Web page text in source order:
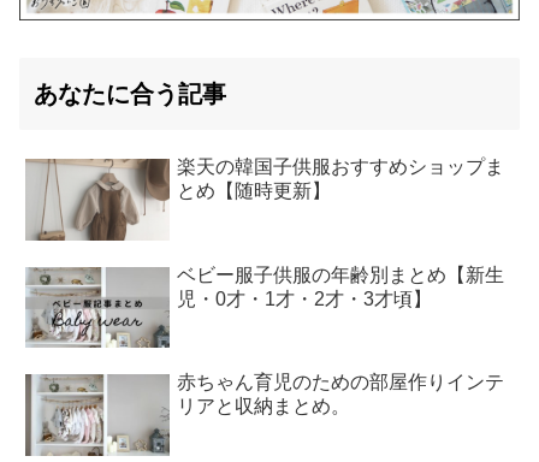
あなたに合う記事
楽天の韓国子供服おすすめショップま
とめ【随時更新】
ベビー服子供服の年齢別まとめ【新生
児・0才・1才・2才・3才頃】
赤ちゃん育児のための部屋作りインテ
リアと収納まとめ。